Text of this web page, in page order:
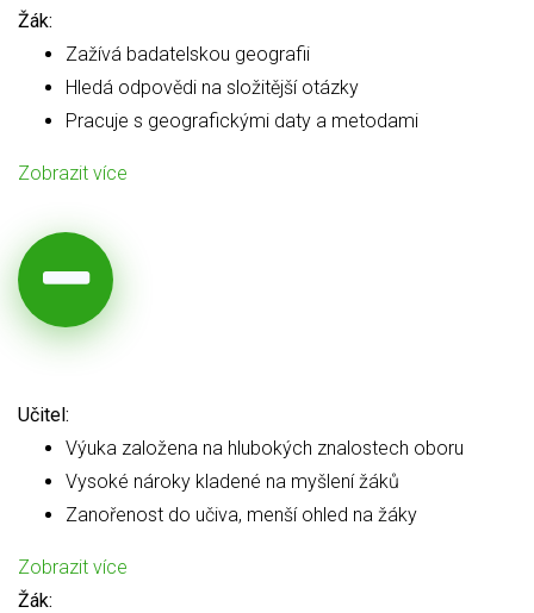
Žák:
Zažívá badatelskou geografii
Hledá odpovědi na složitější otázky
Pracuje s geografickými daty a metodami
Zobrazit více
Učitel:
Výuka založena na hlubokých znalostech oboru
Vysoké nároky kladené na myšlení žáků
Zanořenost do učiva, menší ohled na žáky
Zobrazit více
Žák: